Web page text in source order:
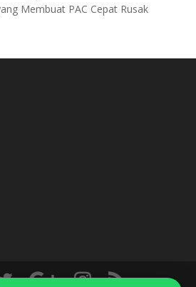
Membuat PAC Cepat Rusak